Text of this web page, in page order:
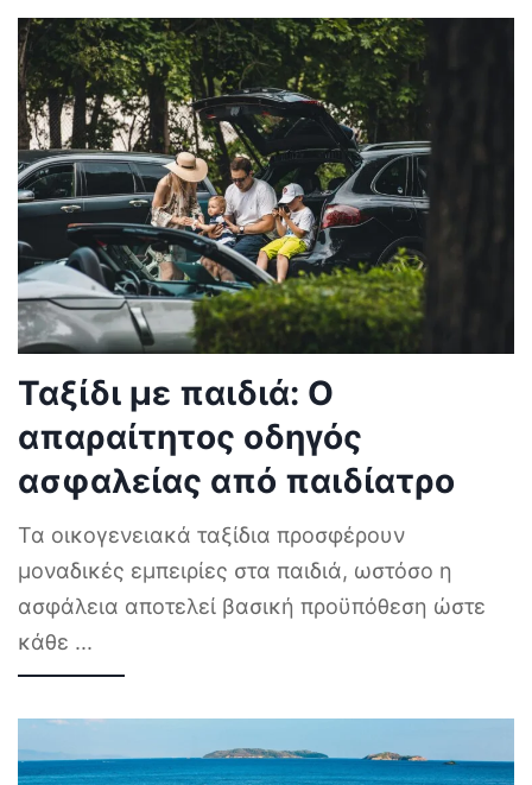
Ταξίδι με παιδιά: Ο
απαραίτητος οδηγός
ασφαλείας από παιδίατρο
Τα οικογενειακά ταξίδια προσφέρουν
μοναδικές εμπειρίες στα παιδιά, ωστόσο η
ασφάλεια αποτελεί βασική προϋπόθεση ώστε
κάθε ...